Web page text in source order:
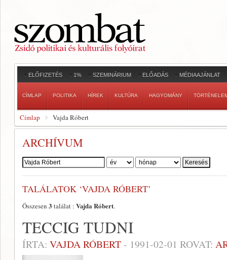
ELŐFIZETÉS 1% SZEMINÁRIUM ELŐADÁS MÉDIAAJÁNLAT
CÍMLAP POLITIKA HÍREK KULTÚRA HAGYOMÁNY
Címlap Vajda Róbert
ARCHÍVUM
Szerző:
TALÁLATOK ‘VAJDA RÓBERT’
Összesen 3 találat : Vajda Róbert.
TECCIG TUDNI
ÍRTA: VAJDA RÓBERT- 1991-02-01 ROVAT: